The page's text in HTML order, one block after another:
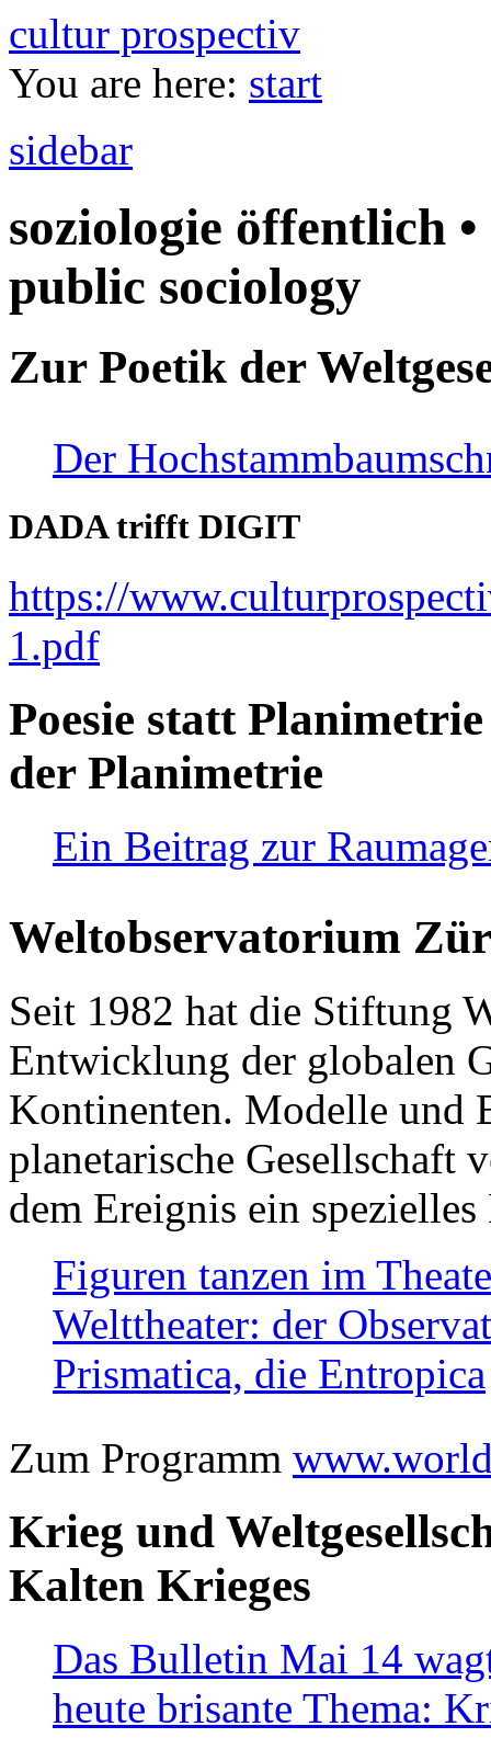
cultur prospectiv
You are here: start
sidebar
soziologie öffentlich
public sociology
Zur Poetik der
Der
DADA trifft DIGIT
https://
1.pdf
Poesie statt
der Planimetrie
Ein Beitrag zur
Weltobservatorium
Seit 1982 hat die Stiftung
Entwicklung der globalen
Kontinenten. Modelle und
planetarische Gesellschaft
dem Ereignis ein
Figuren tanzen im
Welttheater: der
Prismatica, die Entropica
Zum Programm
Krieg und
Kalten Krieges
Das Bulletin Mai 14
heute brisante Thema: